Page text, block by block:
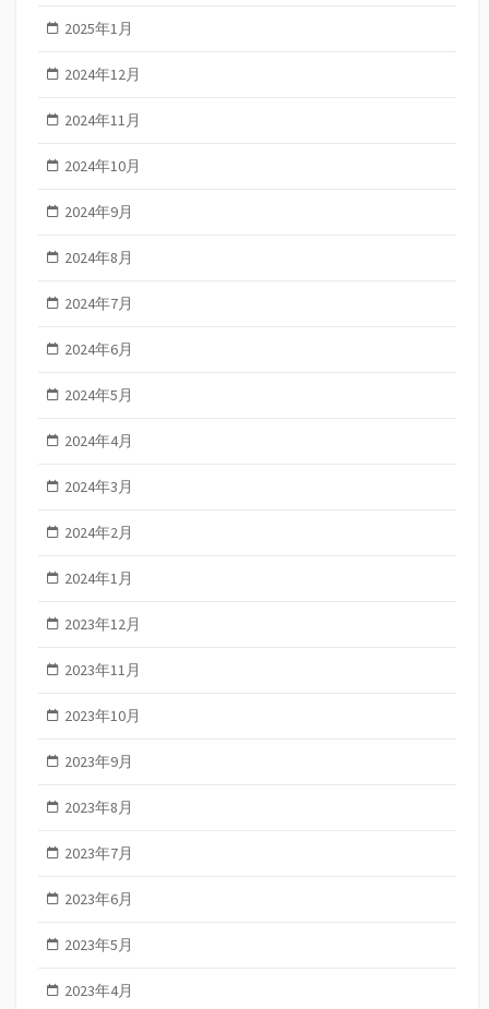
2025年1月
2024年12月
2024年11月
2024年10月
2024年9月
2024年8月
2024年7月
2024年6月
2024年5月
2024年4月
2024年3月
2024年2月
2024年1月
2023年12月
2023年11月
2023年10月
2023年9月
2023年8月
2023年7月
2023年6月
2023年5月
2023年4月